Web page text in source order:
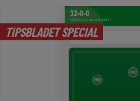
TIPSBLADET SPECIAL